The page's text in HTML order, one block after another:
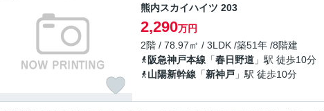
熊内スカイハイツ 203
2,290万円
2階 / 78.97㎡ / 3LDK /築51年 /8階建
阪急神戸本線 「春日野道 」駅 徒歩10分
山陽新幹線 「新神戸 」駅 徒歩10分